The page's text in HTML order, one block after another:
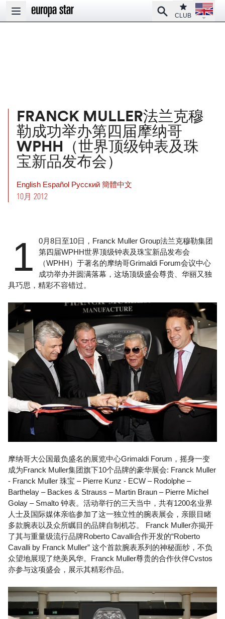
Open main menu
SearchClub
CLUB
Open
FRANCK MULLER法兰克穆
勒成功举办第四届摩纳哥
WPHH（世界顶级钟表及珠
宝新品发布会）
English Español Pусский 簡體中文
10月 2012
1
0月8日至10日，Franck Muller Group法兰克穆勒集团
第四届WPHH世界顶级钟表及珠宝新品发布会
（WPHH）于著名的摩纳哥Grimaldi Forum会议中心
成功举办并圆满落幕，这场顶级盛会尊贵、华丽又独
具巧思，精彩不容错过。
摩纳哥大公国最负盛名的展览中心Grimaldi Forum，摇身一变
成为Franck Muller集团旗下10个品牌的豪华展会: Franck Muller
- Franck Muller 珠宝 – Pierre Kunz - ECW – Rodolphe –
Barthelay – Backes & Strauss – Martin Braun – Pierre Michel
Golay – Smalto 钟表。活动举行的三天当中，共有1200名业界
人士及国际媒体亲临参加了这一独立性的腕表展会，亲眼目睹
多款腕表以及众所瞩目的品牌自制机芯。 Franck Muller亦揭开
了其与重量级流行品牌Roberto Cavalli合作开发的“Roberto
Cavalli by Franck Muller” 这个首款腕表系列的神秘面纱，不负
众望地展现了绝美风华。Franck Muller尊贵的合作伙伴Cvstos
亦参与这项盛会，展示其精彩作品。